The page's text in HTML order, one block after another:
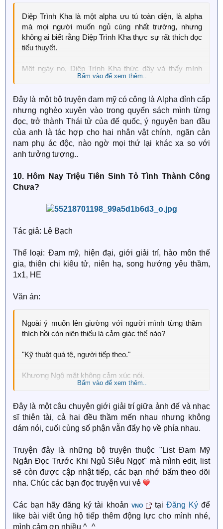
Một hôm trời mưa, Khương Húc cuối cùng cũng thực
hiện được mơ ước che ô cho Lạc Từ. Nhìn thiếu niên
xinh đẹp đứng dưới ô, tim hắn đập như trống trận:
"Vợ nhỏ của mình thật là đẹp mắt!"
Diệp Trình Kha là một alpha ưu tú toàn diện, là alpha
mà mọi người muốn ngủ cùng nhất trường, nhưng
không ai biết rằng Diệp Trình Kha thực sự rất thích đọc
tiểu thuyết.
Một ngày nọ, Diệp Trình Kha thức dậy và thấy mình
đang ở trong một cuốn sách mà anh vừa mới đọc
bại nam phụ ác độc Hứa Tinh, nhưng tại sao cốt truyện
lại khác?
Hứa Tinh này anh càng nhìn càng thấy thuận mắt, thậm
chí còn cảm thấy cậu có chút đáng yêu, không nỡ bắt
nạt cậu, chỉ muốn chiều chuộng cậu.
Bấm vào để xem thêm..
Đây là một bộ truyện đam mỹ có công là Alpha đỉnh cấp
nhưng nghèo xuyên vào trong quyển sách mình từng
đọc, trở thành Thái tử của đế quốc, ý nguyện ban đầu
của anh là tác hợp cho hai nhân vật chính, ngăn cản
nam phụ ác độc, nào ngờ mọi thứ lại khác xa so với
anh tưởng tượng..
10. Hôm Nay Triệu Tiên Sinh Tỏ Tình Thành Công
Chưa?
Tác giả: Lê Bạch
Thể loại: Đam mỹ, hiện đại, giới giải trí, hào môn thế
gia, thiên chi kiêu tử, niên hạ, song hướng yêu thầm,
1x1, HE
Văn án:
Ngoài ý muốn lên giường với người mình từng thầm
thích hồi còn niên thiếu là cảm giác thế nào?
"Kỹ thuật quá tệ, người tiếp theo."
Khương Ngộ mặt không cảm xúc nói.
người suốt mười năm. Hắn lặng lẽ sưu tầm tất cả
album của cậu, xem từng bộ phim có nhạc nền do cậu
sáng tác. Mùa đông năm nay, cuối cùng Triệu Vi Minh
trong cơn say, cả hai đã qua đêm với nhau..
Nhưng điều hắn không thể ngờ là – khi tỉnh dậy, người
mà hắn thầm yêu bao năm trời lại HOÀN! TOÀN!
Triệu ảnh đế chỉ biết ôm mặt khóc thầm QAQ
Bấm vào để xem thêm..
Đây là một câu chuyện giới giải trí giữa ảnh đế và nhạc
sĩ thiên tài, cả hai đều thầm mến nhau nhưng không
dám nói, cuối cùng số phận vẫn đẩy họ về phía nhau.
Truyện đây là những bộ truyện thuộc "List Đam Mỹ
Ngắn Đọc Trước Khi Ngủ Siêu Ngọt" mà mình edit, list
sẽ còn được cập nhật tiếp, các bạn nhớ bấm theo dõi
nha. Chúc các bạn đọc truyện vui vẻ
Các bạn hãy đăng ký tài khoản VNO tại Đăng Kýđể
like bài viết ủng hộ tiếp thêm động lực cho mình nhé,
mình cảm ơn nhiều ^_^